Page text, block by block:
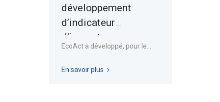
développement
d’indicateur
d’impacts
biodiversité
EcoAct a développé, pour le...
En savoir plus